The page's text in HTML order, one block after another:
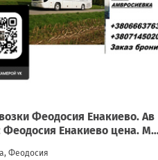
Феодосия Енакиево. Ав
Феодосия Енакиево цена. Ми
Феодосия